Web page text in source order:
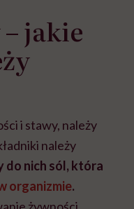
jakie
i stawy, należy
należy
do nich sól, która
organizmie.